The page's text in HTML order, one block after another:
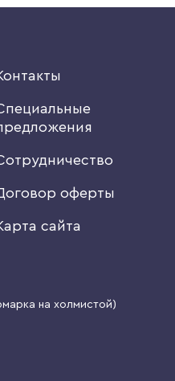
оферты
сайта
на холмистой)